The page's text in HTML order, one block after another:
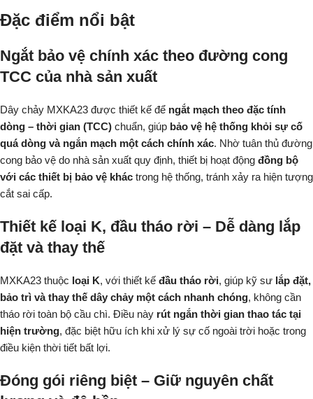
Đặc điểm nổi bật
Ngắt bảo vệ chính xác theo đường cong
TCC của nhà sản xuất
Dây chảy MXKA23 được thiết kế để ngắt mạch theo đặc tính
dòng – thời gian (TCC) chuẩn, giúp bảo vệ hệ thống khỏi sự cố
quá dòng và ngắn mạch một cách chính xác. Nhờ tuân thủ đường
cong bảo vệ do nhà sản xuất quy định, thiết bị hoạt động đồng bộ
với các thiết bị bảo vệ khác trong hệ thống, tránh xảy ra hiện tượng
cắt sai cấp.
Thiết kế loại K, đầu tháo rời – Dễ dàng lắp
đặt và thay thế
MXKA23 thuộc loại K, với thiết kế đầu tháo rời, giúp kỹ sư lắp đặt,
bảo trì và thay thế dây chảy một cách nhanh chóng, không cần
tháo rời toàn bộ cầu chì. Điều này rút ngắn thời gian thao tác tại
hiện trường, đặc biệt hữu ích khi xử lý sự cố ngoài trời hoặc trong
điều kiện thời tiết bất lợi.
Đóng gói riêng biệt – Giữ nguyên chất